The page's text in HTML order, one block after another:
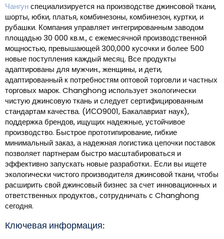
Чангунспециализируется на производстве джинсовой ткани,
шорты, юбки, платья, комбинезоны, комбинезон, куртки, и
рубашки. Компания управляет интегрированным заводом
площадью 30 000 кв.м., с ежемесячной производственной
мощностью, превышающей 300,000 кусочки и более 500
новые поступления каждый месяц. Все продукты
адаптированы для мужчин., женщины, и дети,
адаптированный к потребностям оптовой торговли и частных
торговых марок. Changhong использует экологически
чистую джинсовую ткань и следует сертифицированным
стандартам качества. (ИСО9001, Бакалавриат наук),
поддержка брендов, ищущих надежные, устойчивое
производство. Быстрое прототипирование, гибкие
минимальный заказ, а надежная логистика цепочки поставок
позволяет партнерам быстро масштабироваться и
эффективно запускать новые разработки.. Если вы ищете
экологически чистого производителя джинсовой ткани, чтобы
расширить свой джинсовый бизнес за счет инновационных и
ответственных продуктов., сотрудничать с Changhong
сегодня.
Ключевая информация: